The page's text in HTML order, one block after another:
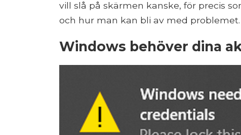
vill slå på skärmen kanske, för precis
och hur man kan bli av med problemet.
Windows behöver dina